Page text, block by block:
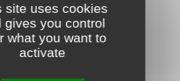
site uses cookies
gives you control
what you want to
activate